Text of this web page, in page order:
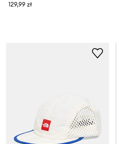
129,99 zł